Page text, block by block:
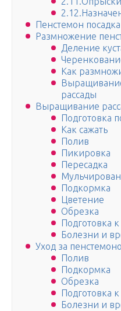
Пенстемон
Размножение
Деление
Как
рассады
Выращивание
Подготовка
Как сажать
Полив
Пикировка
Пересадка
Подкормка
Цветение
Обрезка
Подготовка
Болезни и
Уход за
Полив
Подкормка
Обрезка
Подготовка
Болезни и